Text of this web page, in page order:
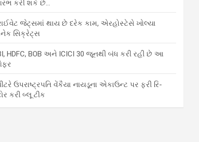
કરી શકે છે…
જેટ્સમાં થાય છે દરેક કામ, એરહોસ્ટેસે ખોલ્યા
સિક્રેટ્સ
HDFC, BOB અને ICICI 30 જૂનથી બંધ કરી રહી છે આ
ઉપરાષ્ટ્રપતિ વેંકૈયા નાયડૂના એકાઉન્ટ પર ફરી રિ-
કરી બ્લૂ ટીક